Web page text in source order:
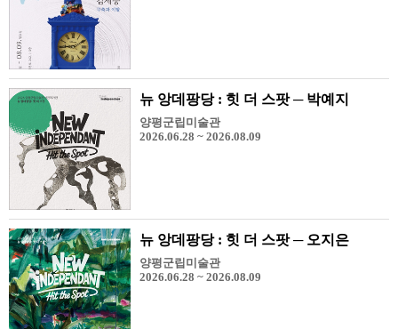
뉴 앙데팡당 : 힛 더 스팟 ─ 박예지
양평군립미술관
2026.06.28 ~ 2026.08.09
뉴 앙데팡당 : 힛 더 스팟 ─ 오지은
양평군립미술관
2026.06.28 ~ 2026.08.09